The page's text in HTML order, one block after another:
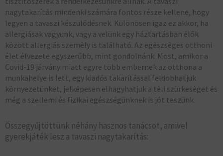
nagytakarítás mindenki számára fontos része kellene, hogy
legyen a tavaszi készülődésnek. Különösen igaz ez akkor, ha
allergiásak vagyunk, vagy a velünk egy háztartásban élők
között allergiás személy is található. Az egészséges otthoni
élet élvezete egyszerűbb, mint gondolnánk. Most, amikor a
Covid-19 járvány miatt egyre több embernek az otthona a
munkahelye is lett, egy kiadós takarítással feldobhatjuk
környezetünket, jelképesen elhagyhatjuk a téli szürkeséget és
még a szellemi és fizikai egészségünknek is jót teszünk.
Összegyűjtöttünk néhány hasznos tanácsot, amivel
gyerekjáték lesz a tavaszi nagytakarítás: